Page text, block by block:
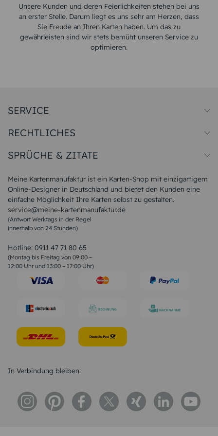
Unsere Kunden und deren Feierlichkeiten stehen bei uns
an erster Stelle. Darum liegt es uns sehr am Herzen, dass
Sie Freude an Ihren Karten haben. Um das zu
gewährleisten sind wir stets bemüht unseren Service zu
optimieren.
Meine Kartenmanufaktur ist ein Karten-Shop mit einzigartigem
Online-Designer in Deutschland und bietet den Kunden eine
einfache Möglichkeit Ihre Karten selbst zu gestalten.
service@meine-kartenmanufaktur.de
(Antwort Werktags in der Regel
innerhalb von 24 Stunden)
Hotline: 0911 47 71 80 65
(Montag bis Freitag von 09:00 –
12:00 Uhr und 13:00 – 17:00 Uhr)
SERVICE
Papiersorten
Unsere Produktion
Magazin
FAQ
RECHTLICHES
Widerrufsbelehrung
SPRÜCHE & ZITATE
Liebeskummer Sprüche
Sommer Sprüche
Muttertagssprüche
Sprüche zur Hochzeit
Sprüche zur Konfirmation & Kommunion
Weihnachtsgedichte
Liebessprüche
Geburtstagssprüche
Trauersprüche
Konfirmation Glückwünsche
In Verbindung bleiben: